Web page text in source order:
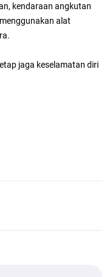
kendaraan angkutan
alat
jaga keselamatan diri